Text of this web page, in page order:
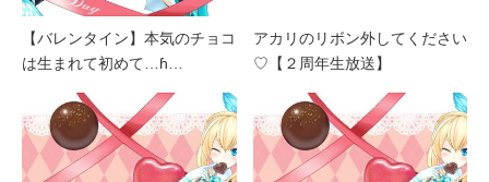
【バレンタイン】本気のチョコ
は生まれて初めて…ɦ…
アカリのリボン外してください
♡【２周年生放送】